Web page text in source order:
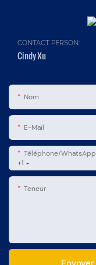
CONTACT PERSON:
Cindy Xu
Nom
E-Mail
+1
Téléphone/WhatsApp
Teneur